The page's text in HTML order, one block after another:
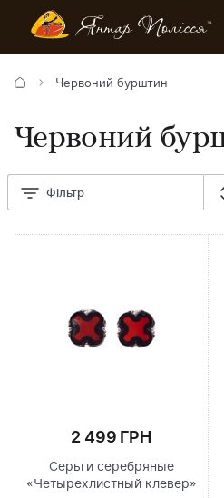
Червоний бурштин
Червоний
Фільтр
2 499 ГРН
Серьги серебряные
«Четырехлистный клевер»